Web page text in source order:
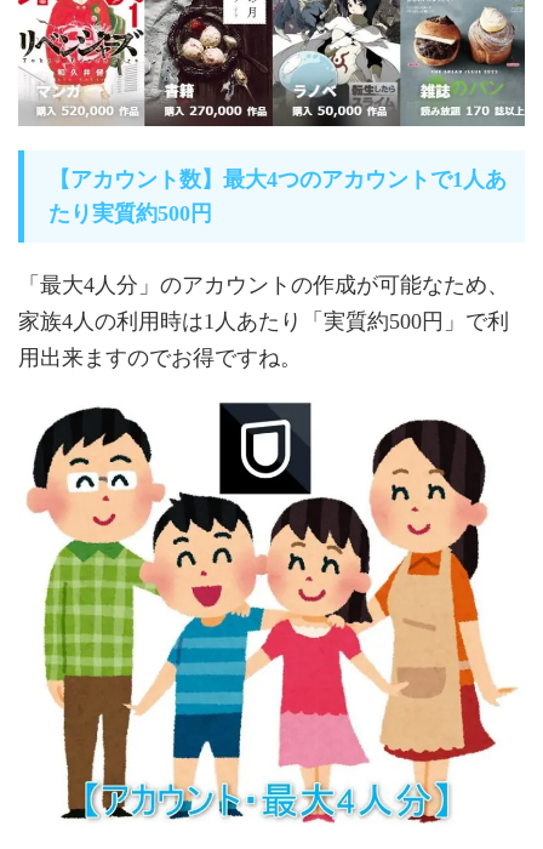
【アカウント数】最大4つのアカウントで1人あ
たり実質約500円
「最大4人分」のアカウントの作成が可能なため、
家族4人の利用時は1人あたり「実質約500円」で利
用出来ますのでお得ですね。